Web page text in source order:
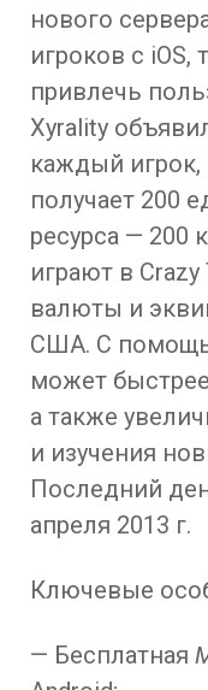
нового
игроков с iOS,
привлечь
Xyrality
каждый
получает 200
ресурса — 200
играют в
валюты и
США. С
может
а также
и изучения
Последний
апреля 2013 г.
Ключевые
— Бесплатная